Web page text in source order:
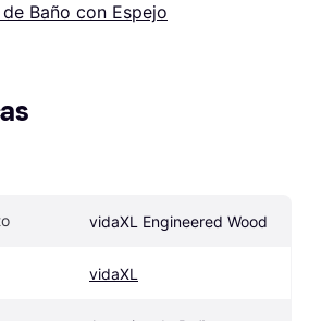
Baño con Espejo
vidaXL Engineered Wood
vidaXL